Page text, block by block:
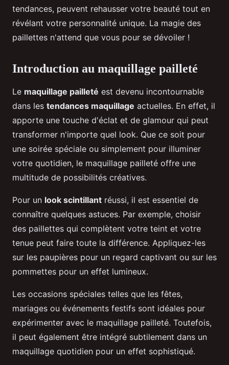
tendances, peuvent rehausser votre beauté tout en
révélant votre personnalité unique. La magie des
paillettes n'attend que vous pour se dévoiler !
Introduction au maquillage pailleté
Le maquillage pailleté est devenu incontournable
dans les tendances maquillage actuelles. En effet, il
apporte une touche d'éclat et de glamour qui peut
transformer n'importe quel look. Que ce soit pour
une soirée spéciale ou simplement pour illuminer
votre quotidien, le maquillage pailleté offre une
multitude de possibilités créatives.
Pour un look scintillant réussi, il est essentiel de
connaître quelques astuces. Par exemple, choisir
des paillettes qui complètent votre teint et votre
tenue peut faire toute la différence. Appliquez-les
sur les paupières pour un regard captivant ou sur les
pommettes pour un effet lumineux.
Les occasions spéciales telles que les fêtes,
mariages ou événements festifs sont idéales pour
expérimenter avec le maquillage pailleté. Toutefois,
il peut également être intégré subtilement dans un
maquillage quotidien pour un effet sophistiqué.